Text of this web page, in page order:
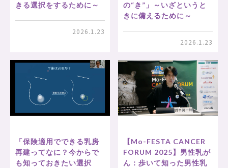
きる選択をするために～
2026.1.23
の“き”」～いざというと
きに備えるために～
2026.1.23
「保険適用でできる乳房
再建ってなに？今からで
も知っておきたい選択
【Mo-FESTA CANCER
FORUM 2025】男性乳が
ん：歩いて知った男性乳